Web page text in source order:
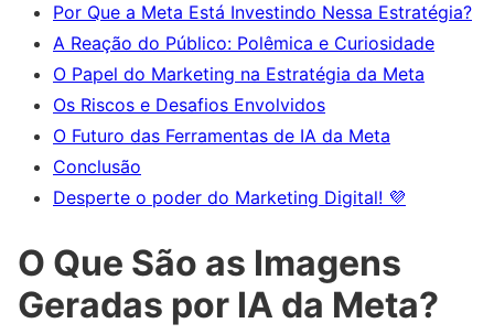
Por Que a Meta Está Investindo Nessa Estratégia?
A Reação do Público: Polêmica e Curiosidade
O Papel do Marketing na Estratégia da Meta
Os Riscos e Desafios Envolvidos
O Futuro das Ferramentas de IA da Meta
Conclusão
Desperte o poder do Marketing Digital! 💜
O Que São as Imagens
Geradas por IA da Meta?